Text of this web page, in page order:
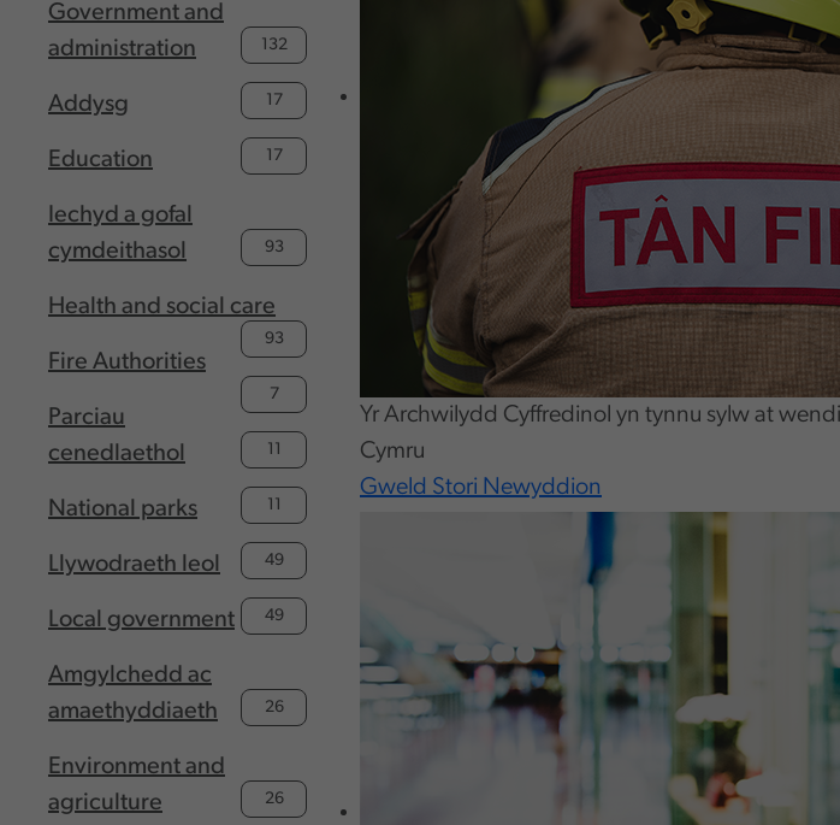
Government and
administration
132
Addysg 17
Education 17
Iechyd a gofal
cymdeithasol
93
Health and social care
93
Fire Authorities
7
Parciau
cenedlaethol
11
National parks 11
Llywodraeth leol 49
Local government 49
Amgylchedd ac
amaethyddiaeth
26
Environment and
agriculture
26
Yr Archwilydd Cyffredinol yn tynnu sylw at
Cymru
Gweld Stori Newyddion